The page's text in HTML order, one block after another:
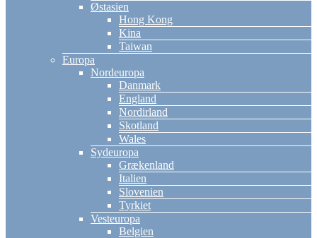
Østasien
Hong Kong
Kina
Taiwan
Europa
Nordeuropa
Danmark
England
Nordirland
Skotland
Wales
Sydeuropa
Grækenland
Italien
Slovenien
Tyrkiet
Vesteuropa
Belgien